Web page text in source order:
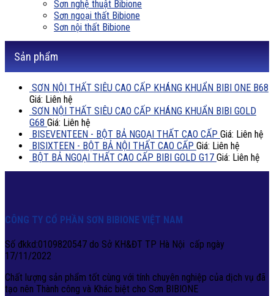
Sơn nghệ thuật Bibione
Sơn ngoại thất Bibione
Sơn nội thất Bibione
Sản phẩm
SƠN NỘI THẤT SIÊU CAO CẤP KHÁNG KHUẨN BIBI ONE B68
Giá: Liên hệ
SƠN NỘI THẤT SIÊU CAO CẤP KHÁNG KHUẨN BIBI GOLD
G68 Giá: Liên hệ
BISEVENTEEN - BỘT BẢ NGOẠI THẤT CAO CẤP Giá: Liên hệ
BISIXTEEN - BỘT BẢ NỘI THẤT CAO CẤP Giá: Liên hệ
BỘT BẢ NGOẠI THẤT CAO CẤP BIBI GOLD G17 Giá: Liên hệ
CÔNG TY CỔ PHẦN SƠN BIBIONE VIỆT NAM
Số đkkd:0109820547 do Sở KH&ĐT TP Hà Nội cấp ngày
17/11/2022
Chất lượng sản phẩm tốt cùng với tính chuyên nghiệp của dịch vụ đã
tạo nên Thành công và Khác biệt cho Sơn BIBIONE